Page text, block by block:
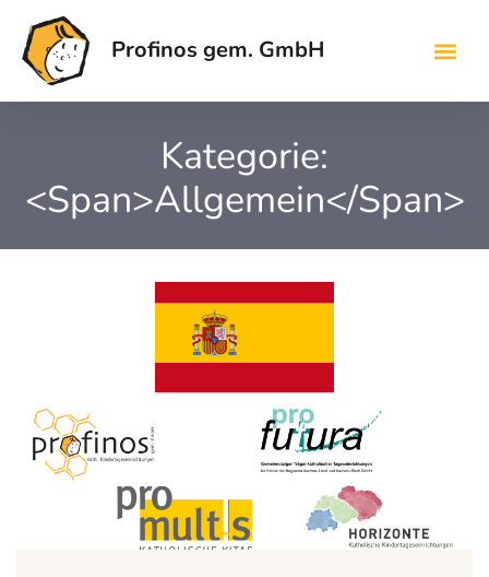
Profinos gem. GmbH
Kategorie:
<span>Allgemein</span>